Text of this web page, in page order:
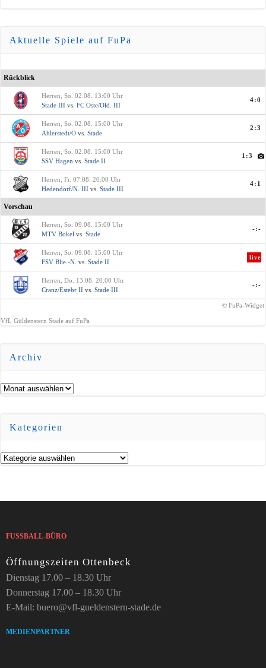
Aktuelle Spiele auf FuPa
Rückblick
Herren, So. 02.08. 13:00 Uhr
Stade III vs. FC Oste/Old. III
4:0
Herren, So. 02.08. 15:00 Uhr
Ahlerstedt/O vs. Stade
2:3
Herren, So. 02.08. 15:00 Uhr
SSV Hagen vs. Stade II
1:3
Herren, Fr. 07.08. 20:00 Uhr
Hedendorf/N. III vs. Stade III
4:1
Vorschau
Herren, So. 09.08. 15:00 Uhr
MTV Bokel vs. Stade
-:-
Herren, So. 09.08. 15:00 Uhr
FSV Blie.-N. vs. Stade II
live
Herren, Do. 13.08. 20:00 Uhr
Cranz/Estebr II vs. Stade III
-:-
© FuPa-Widget
VfL Güldenstern Stade auf FuPa
Archiv
Archiv
Kategorien
Kategorien
FUSSBALL-BÜRO
Öffnungszeiten Ottenbeck
Dienstag 17.00 – 18.30 Uhr
Donnerstag 17.00 – 18.30 Uhr
E-Mail: buero@vfl-gueldenstern-stade.de
MEDIENPARTNER